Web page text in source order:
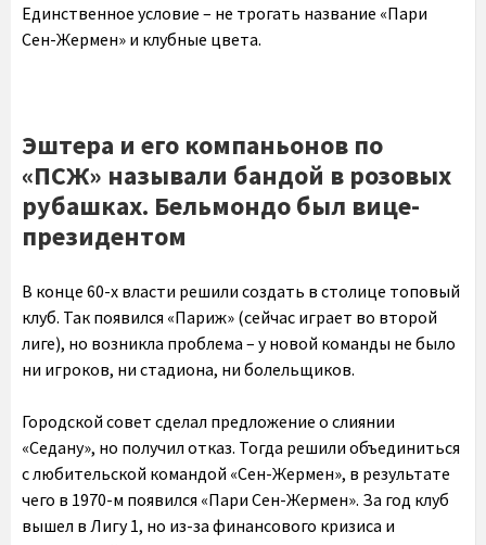
Единственное условие – не трогать название «Пари
Сен-Жермен» и клубные цвета.
Эштера и его компаньонов по
«ПСЖ» называли бандой в розовых
рубашках. Бельмондо был вице-
президентом
В конце 60-х власти решили создать в столице топовый
клуб. Так появился «Париж» (сейчас играет во второй
лиге), но возникла проблема – у новой команды не было
ни игроков, ни стадиона, ни болельщиков.
Городской совет сделал предложение о слиянии
«Седану», но получил отказ. Тогда решили объединиться
с любительской командой «Сен-Жермен», в результате
чего в 1970-м появился «Пари Сен-Жермен». За год клуб
вышел в Лигу 1, но из-за финансового кризиса и